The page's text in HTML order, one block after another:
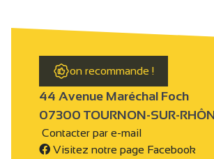
on recommande !
44 Avenue Maréchal Foch
07300 TOURNON-SUR-
Contacter par e-mail
Visitez notre page Facebook